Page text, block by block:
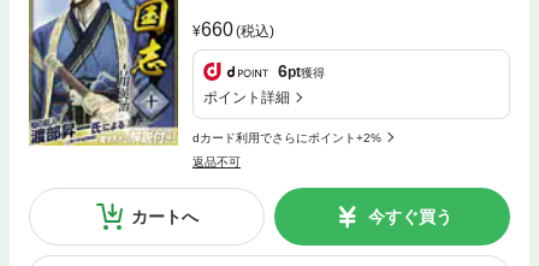
660(税込)
6pt獲得
ポイント詳細
dカード利用でさらにポイント+2%
返品不可
カートへ 今すぐ買う